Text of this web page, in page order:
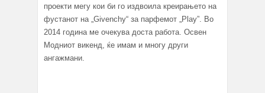
проекти мегу кои би го издвоила креирањето на
фустанот на „Givenchy“ за парфемот „Play”. Во
2014 година ме очекува доста работа. Освен
Модниот викенд, ќе имам и многу други
ангажмани.